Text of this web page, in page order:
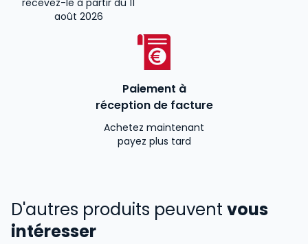
recevez-le à partir du 11
août 2026
Paiement à
réception de facture
Achetez maintenant
payez plus tard
D'autres produits peuvent vous
intéresser